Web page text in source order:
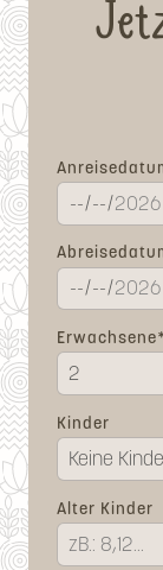
Pflichtfeld
Pflichtfeld
Pflichtfeld
Erwachsene
Kinder
Alter Kinder